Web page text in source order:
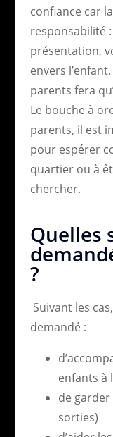
confiance car
responsabilité
présentation,
envers
parents fera
Le bouche à
parents, il est
pour espérer
quartier ou à
chercher.
Quelles
?
Suivant les
demandé :
enfants à
de garder
sorties)